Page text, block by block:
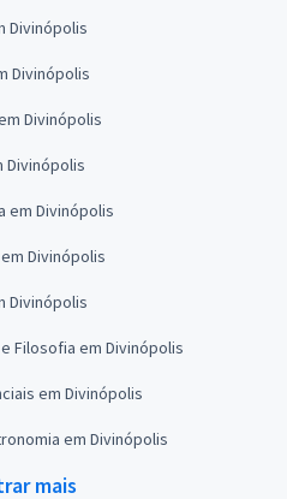
Divinópolis
Divinópolis
Divinópolis
Divinópolis
em Divinópolis
Divinópolis
Divinópolis
Filosofia em Divinópolis
em Divinópolis
em Divinópolis
mais